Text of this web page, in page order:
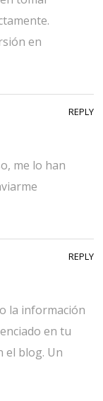
en
me lo han
REPLY
la información
en tu
el blog. Un
REPLY